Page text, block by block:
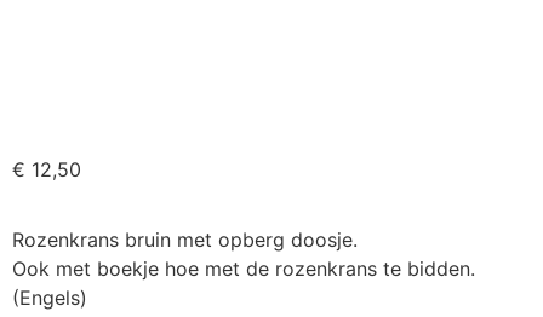
€ 12,50
Rozenkrans bruin met opberg doosje.
Ook met boekje hoe met de rozenkrans te bidden.
(Engels)